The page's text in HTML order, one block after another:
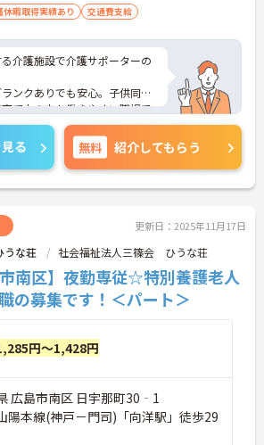
暇取得実績あり 交通費支給
介護施設で介護サポーターの
ンクありでも安心。子供同伴
て中の方も働きやすい職場で
接のポイントなど、さらに詳
お気軽にご相談ください。
る 無料 紹介してもらう
更新日：2025年11月17日
な荘 社会福祉法人三篠会 ひうな荘
市南区】夜勤専従☆特別養護老人
の募集です！＜パート＞
円～1,428円
広島市南区 日宇那町30‐1
陽本線(神戸－門司)「向洋駅」徒歩29